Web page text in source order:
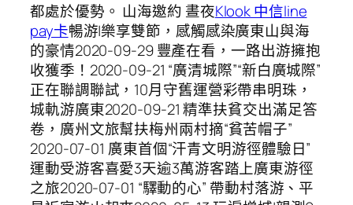
都處於優勢。 山海邀約 晝夜Klook 中信line
pay卡暢游|樂享雙節，感觸感染廣東山與海
的豪情2020-09-29 豐產在看，一路出游擁抱
收獲季！2020-09-21 “廣清城際”“新白廣城際”
正在聯調聯試，10月守舊運營彩帶串明珠，
城軌游廣東2020-09-21 精準扶貧交出滿足答
卷，廣州文旅幫扶梅州兩村摘“貧苦帽子”
2020-07-01 廣東首個“汗青文明游徑體驗日”
運動受游客喜愛3天逾3萬游客踏上廣東游徑
之旅2020-07-01 “驛動的心” 帶動村落游、平